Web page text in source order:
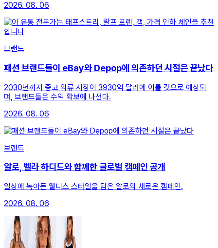
2026. 08. 06
브랜드
패션 브랜드들이 eBay와 Depop에 의존하던 시절은 끝났다
2030년까지 중고 의류 시장이 3930억 달러에 이를 것으로 예상되
며, 브랜드들은 수익 확보에 나선다.
2026. 08. 06
브랜드
알로, 벨라 하디드와 함께한 글로벌 캠페인 공개
일상에 녹아든 웰니스 스타일을 담은 알로의 새로운 캠페인.
2026. 08. 06